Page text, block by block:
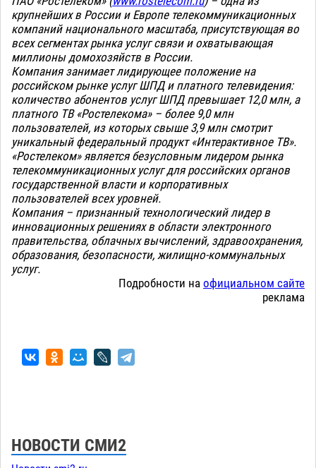
крупнейших в России и Европе телекоммуникационных
компаний национального масштаба, присутствующая во
всех сегментах рынка услуг связи и охватывающая
миллионы домохозяйств в России.
Компания занимает лидирующее положение на
российском рынке услуг ШПД и платного телевидения:
количество абонентов услуг ШПД превышает 12,0 млн, а
платного ТВ «Ростелекома» – более 9,0 млн
пользователей, из которых свыше 3,9 млн смотрит
уникальный федеральный продукт «Интерактивное ТВ».
«Ростелеком» является безусловным лидером рынка
телекоммуникационных услуг для российских органов
государственной власти и корпоративных
пользователей всех уровней.
Компания – признанный технологический лидер в
инновационных решениях в области электронного
правительства, облачных вычислений, здравоохранения,
образования, безопасности, жилищно-коммунальных
услуг.
Подробности на официальном сайте
реклама
НОВОСТИ СМИ2